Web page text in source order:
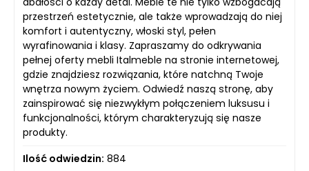
przestrzeń estetycznie, ale także wprowadzają do niej
komfort i autentyczny, włoski styl, pełen
wyrafinowania i klasy. Zapraszamy do odkrywania
pełnej oferty mebli Italmeble na stronie internetowej,
gdzie znajdziesz rozwiązania, które natchną Twoje
wnętrza nowym życiem. Odwiedź naszą stronę, aby
zainspirować się niezwykłym połączeniem luksusu i
funkcjonalności, którym charakteryzują się nasze
produkty.
Ilość odwiedzin: 884